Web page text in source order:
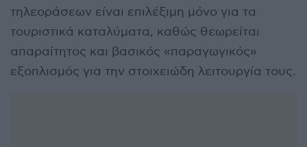
τηλεοράσεων είναι επιλέξιμη μόνο για τα
τουριστικά καταλύματα, καθώς θεωρείται
απαραίτητος και βασικός «παραγωγικός»
εξοπλισμός για την στοιχειώδη λειτουργία τους.